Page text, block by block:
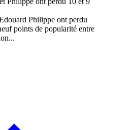
Philippe ont perdu
points de popularité entre